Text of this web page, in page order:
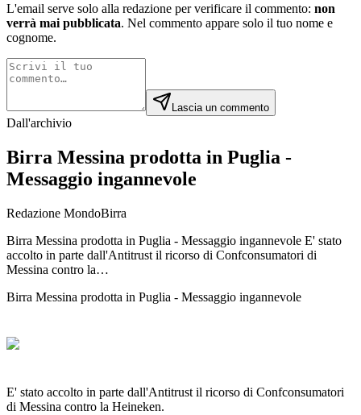
L'email serve solo alla redazione per verificare il commento: non
verrà mai pubblicata. Nel commento appare solo il tuo nome e
cognome.
Lascia un commento
Dall'archivio
Birra Messina prodotta in Puglia -
Messaggio ingannevole
Redazione MondoBirra
Birra Messina prodotta in Puglia - Messaggio ingannevole E' stato
accolto in parte dall'Antitrust il ricorso di Confconsumatori di
Messina contro la…
Birra Messina prodotta in Puglia - Messaggio ingannevole
E' stato accolto in parte dall'Antitrust il ricorso di Confconsumatori
di Messina contro la Heineken.